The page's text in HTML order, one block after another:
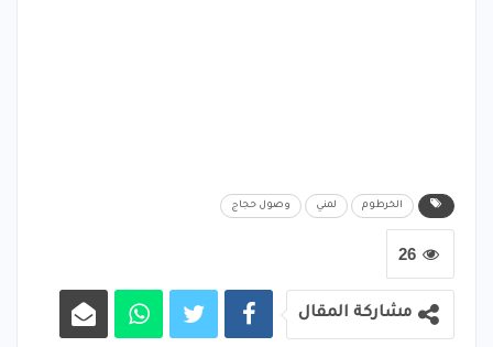
الخرطوم لمني وصول حجاج
26
مشاركة المقال